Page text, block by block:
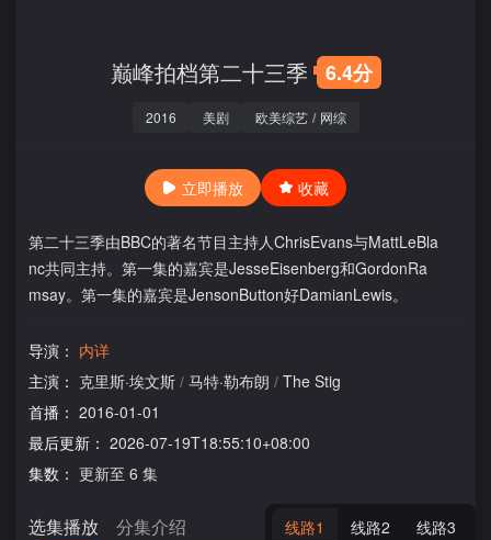
巅峰拍档第二十三季 6.4分
2016 美剧 欧美综艺 / 网综
立即播放 收藏
第二十三季由BBC的著名节目主持人ChrisEvans与MattLeBla
nc共同主持。第一集的嘉宾是JesseEisenberg和GordonRa
msay。第一集的嘉宾是JensonButton好DamianLewis。
导演： 内详
主演： 克里斯·埃文斯 / 马特·勒布朗 / The Stig
首播： 2016-01-01
最后更新： 2026-07-19T18:55:10+08:00
集数： 更新至 6 集
选集播放 分集介绍 线路1 线路2 线路3